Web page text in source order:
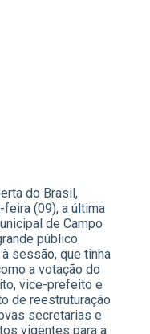
do Brasil,
(09), a última
de Campo
público
sessão, que tinha
a votação do
vice-prefeito e
de reestruturação
secretarias e
vigentes para a